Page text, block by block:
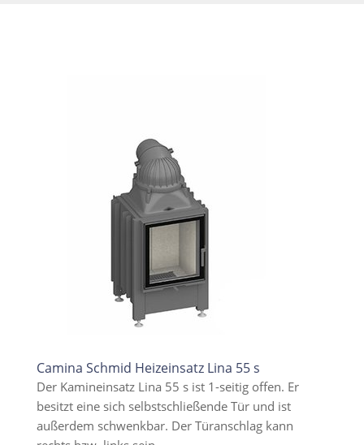
Camina Schmid Heizeinsatz Lina 55 s
Der Kamineinsatz Lina 55 s ist 1-seitig offen. Er
besitzt eine sich selbstschließende Tür und ist
außerdem schwenkbar. Der Türanschlag kann